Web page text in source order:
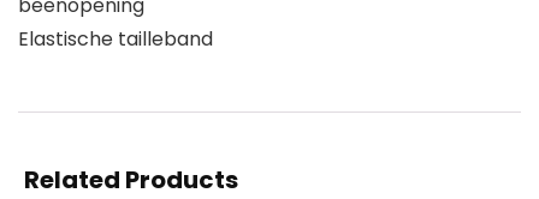
beenopening
Elastische tailleband
Related Products